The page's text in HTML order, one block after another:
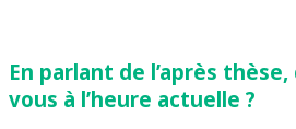
En parlant de l’après thèse,
vous à l’heure actuelle ?